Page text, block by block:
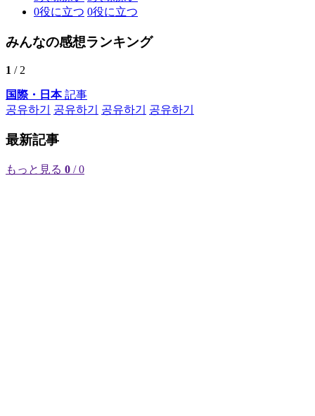
0役に立つ 0役に立つ
みんなの感想ランキング
1 / 2
国際・日本記事
공유하기
공유하기 공유하기 공유하기
最新記事
もっと見る 0 / 0